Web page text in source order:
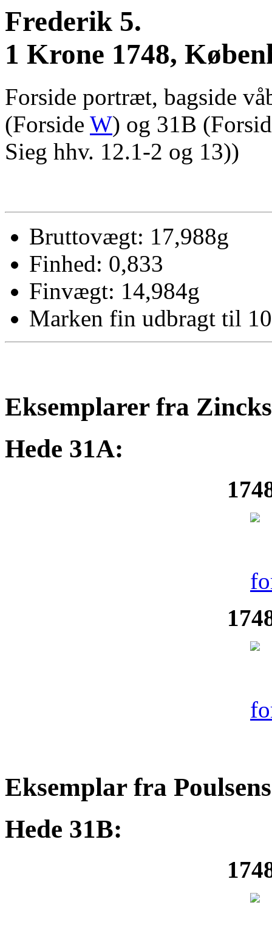
Frederik 5.
1 Krone 1748,
Forside portræt, bagside
(Forside W) og 31B
Sieg hhv. 12.1-2 og 13))
Bruttovægt: 17,988g
Finhed: 0,833
Finvægt: 14,984g
Marken fin udbragt til
Eksemplarer fra
Hede 31A:
Eksemplar fra
Hede 31B: